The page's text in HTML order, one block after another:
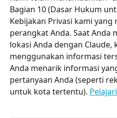
Bagian 10 (Dasar Hukum
Kebijakan Privasi kami yang
perangkat Anda. Saat Anda
lokasi Anda dengan Claude,
menggunakan informasi
Anda menarik informasi
pertanyaan Anda (seperti
untuk kota tertentu).